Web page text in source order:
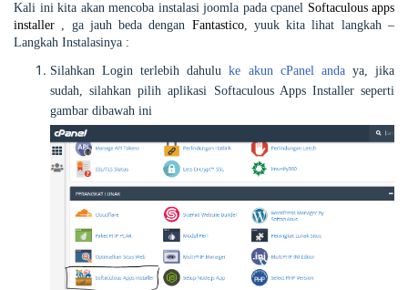
Kali ini kita akan mencoba instalasi joomla pada cpanel Softaculous apps
installer , ga jauh beda dengan Fantastico, yuuk kita lihat langkah –
Langkah Instalasinya :
Silahkan Login terlebih dahuluke akun cPanel anda ya, jika
sudah, silahkan pilih aplikasi Softaculous Apps Installer seperti
gambar dibawah ini